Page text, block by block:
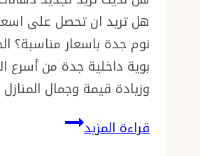
–
ترميم
منازل
جده
هل تريد ان تحصل على
نوم جدة باسعار مناسبة؟
بوية داخلية جدة من أسرع
وزيادة قيمة وجمال
قراءة المزيددهانات